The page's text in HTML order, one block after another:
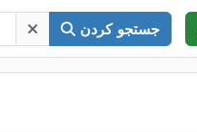
جستجو کردن